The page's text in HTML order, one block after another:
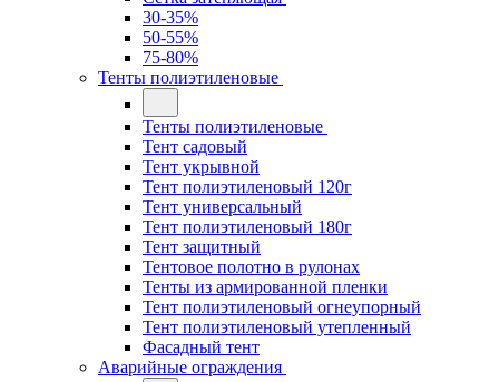
30-35%
50-55%
75-80%
Тенты полиэтиленовые
Тенты полиэтиленовые
Тент садовый
Тент укрывной
Тент полиэтиленовый 120г
Тент универсальный
Тент полиэтиленовый 180г
Тент защитный
Тентовое полотно в рулонах
Тенты из армированной пленки
Тент полиэтиленовый огнеупорный
Тент полиэтиленовый утепленный
Фасадный тент
Аварийные ограждения